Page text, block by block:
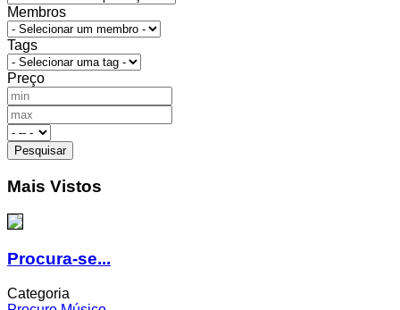
Membros
Tags
Preço
Mais Vistos
Procura-se...
Categoria